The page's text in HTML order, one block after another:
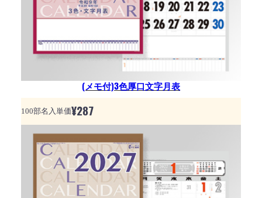
(メモ付)3色厚口文字月表
100部名入単価¥287